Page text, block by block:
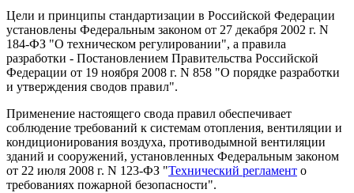
Цели и принципы стандартизации в Российской Федерации
установлены Федеральным законом от 27 декабря 2002 г. N
184-ФЗ "О техническом регулировании", а правила
разработки - Постановлением Правительства Российской
Федерации от 19 ноября 2008 г. N 858 "О порядке разработки
и утверждения сводов правил".
Применение настоящего свода правил обеспечивает
соблюдение требований к системам отопления, вентиляции и
кондиционирования воздуха, противодымной вентиляции
зданий и сооружений, установленных Федеральным законом
от 22 июля 2008 г. N 123-ФЗ "Технический регламент о
требованиях пожарной безопасности".